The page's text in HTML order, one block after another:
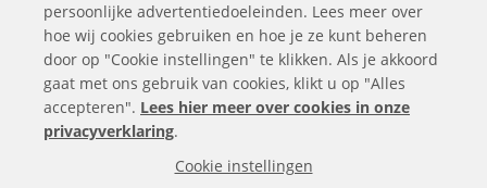
persoonlijke advertentiedoeleinden. Lees meer over
hoe wij cookies gebruiken en hoe je ze kunt beheren
door op "Cookie instellingen" te klikken. Als je akkoord
gaat met ons gebruik van cookies, klikt u op "Alles
accepteren". Lees hier meer over cookies in onze
privacyverklaring.
Cookie instellingen